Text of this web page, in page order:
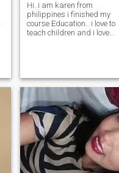
Hi..i am karen from
philippines i finished my
course Education.. i love to
teach children and i love
lovers like dogs and cats. I
lik